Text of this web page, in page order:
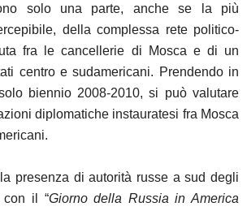
solo una parte, anche se la più
della complessa rete politico-
fra le cancellerie di Mosca e di un
centro e sudamericani. Prendendo in
biennio 2008-2010, si può valutare
diplomatiche instauratesi fra Mosca
presenza di autorità russe a sud degli
con il “Giorno della Russia in America